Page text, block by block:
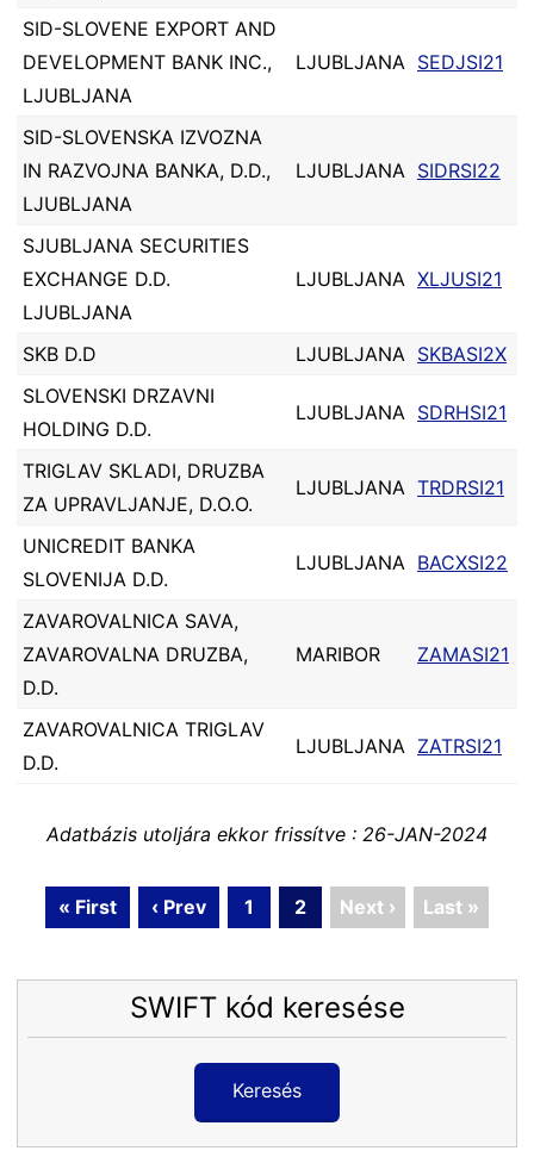
SID-SLOVENE EXPORT AND
DEVELOPMENT BANK INC.,
LJUBLJANA
LJUBLJANA SEDJSI21
SID-SLOVENSKA IZVOZNA
IN RAZVOJNA BANKA, D.D.,
LJUBLJANA
LJUBLJANA SIDRSI22
SJUBLJANA SECURITIES
EXCHANGE D.D.
LJUBLJANA
LJUBLJANA XLJUSI21
SKB D.D LJUBLJANA SKBASI2X
SLOVENSKI DRZAVNI
HOLDING D.D.
LJUBLJANA SDRHSI21
TRIGLAV SKLADI, DRUZBA
ZA UPRAVLJANJE, D.O.O.
LJUBLJANA TRDRSI21
UNICREDIT BANKA
SLOVENIJA D.D.
LJUBLJANA BACXSI22
ZAVAROVALNICA SAVA,
ZAVAROVALNA DRUZBA,
D.D.
MARIBOR ZAMASI21
ZAVAROVALNICA TRIGLAV
D.D.
LJUBLJANA ZATRSI21
Adatbázis utoljára ekkor frissítve : 26-JAN-2024
« First ‹ Prev 1 2 Next › Last »
SWIFT kód keresése
Keresés